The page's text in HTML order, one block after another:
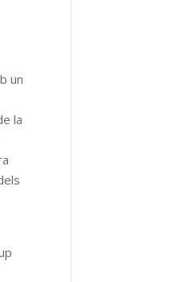
un
la